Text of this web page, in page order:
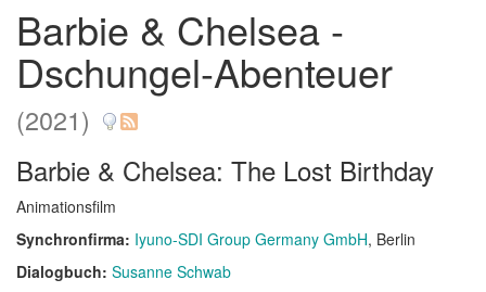
Barbie & Chelsea -
Dschungel-Abenteuer
(2021)
Barbie & Chelsea: The Lost Birthday
Animationsfilm
Synchronfirma: Iyuno-SDI Group Germany GmbH, Berlin
Dialogbuch: Susanne Schwab